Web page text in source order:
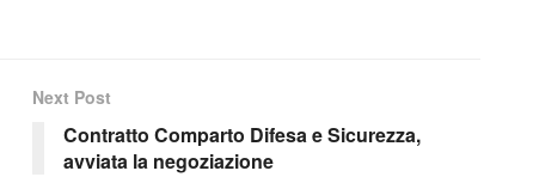
Next Post
Contratto Comparto Difesa e Sicurezza,
avviata la negoziazione